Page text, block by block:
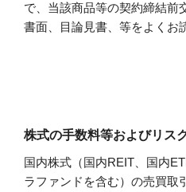
で、当該商品等の契約締結前
書面、目論見書、等をよくお
株式の手数料等およびリス
国内株式（国内REIT、国内
ラファンドを含む）の売買取